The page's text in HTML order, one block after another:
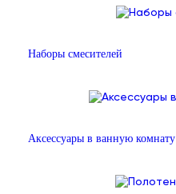
Наборы смесителей
Аксессуары в ванную комнату